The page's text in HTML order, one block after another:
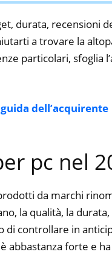
durata, recensioni
a trovare la
particolari, sfoglia
dell’acquirente
pc nel
da marchi
la qualità, la
controllare in
abbastanza forte e